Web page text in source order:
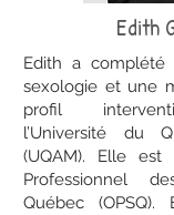
Edith
Edith a complété
sexologie et une
profil
l’Université du
(UQAM). Elle est
Professionnel
Québec